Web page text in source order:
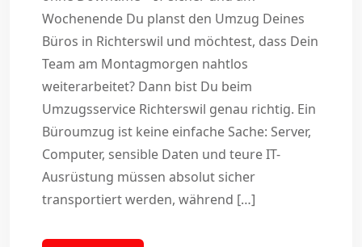
Wochenende Du planst den Umzug Deines
Büros in Richterswil und möchtest, dass Dein
Team am Montagmorgen nahtlos
weiterarbeitet? Dann bist Du beim
Umzugsservice Richterswil genau richtig. Ein
Büroumzug ist keine einfache Sache: Server,
Computer, sensible Daten und teure IT-
Ausrüstung müssen absolut sicher
transportiert werden, während […]